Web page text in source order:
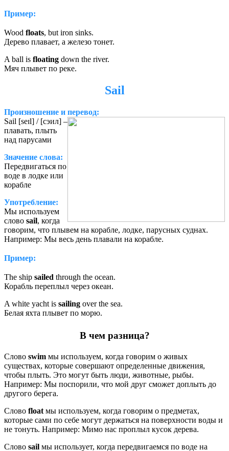
Пример:
Wood floats, but iron sinks.
Дерево плавает, а железо тонет.
A ball is floating down the river.
Мяч плывет по реке.
Sail
Произношение и перевод:
Sail [seɪl] / [сэил] –
плавать, плыть
над парусами
Значение слова:
Передвигаться по
воде в лодке или
корабле
Употребление:
Мы используем
слово sail, когда
говорим, что плывем на корабле, лодке, парусных суднах.
Например: Мы весь день плавали на корабле.
Пример:
The ship sailed through the ocean.
Корабль переплыл через океан.
A white yacht is sailing over the sea.
Белая яхта плывет по морю.
В чем разница?
Слово swim мы используем, когда говорим о живых
существах, которые совершают определенные движения,
чтобы плыть. Это могут быть люди, животные, рыбы.
Например: Мы поспорили, что мой друг сможет доплыть до
другого берега.
Слово float мы используем, когда говорим о предметах,
которые сами по себе могут держаться на поверхности воды и
не тонуть. Например: Мимо нас проплыл кусок дерева.
Слово sail мы использует, когда передвигаемся по воде на